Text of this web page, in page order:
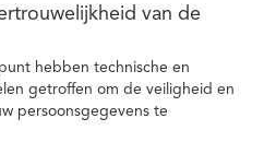
van de
hebben technische en
getroffen om de veiligheid en
persoonsgegevens te